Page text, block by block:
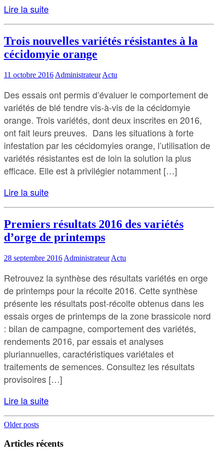
Lire la suite
Trois nouvelles variétés résistantes à la
cécidomyie orange
11 octobre 2016 Administrateur Actu
Des essais ont permis d’évaluer le comportement de
variétés de blé tendre vis-à-vis de la cécidomyie
orange. Trois variétés, dont deux inscrites en 2016,
ont fait leurs preuves. Dans les situations à forte
infestation par les cécidomyies orange, l’utilisation de
variétés résistantes est de loin la solution la plus
efficace. Elle est à privilégier notamment […]
Lire la suite
Premiers résultats 2016 des variétés
d’orge de printemps
28 septembre 2016 Administrateur Actu
Retrouvez la synthèse des résultats variétés en orge
de printemps pour la récolte 2016. Cette synthèse
présente les résultats post-récolte obtenus dans les
essais orges de printemps de la zone brassicole nord
: bilan de campagne, comportement des variétés,
rendements 2016, par essais et analyses
pluriannuelles, caractéristiques variétales et
traitements de semences. Consultez les résultats
provisoires […]
Lire la suite
Posts
Older posts
Articles récents